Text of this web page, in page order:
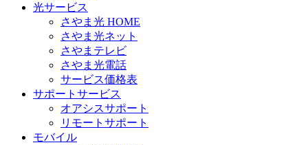
光サービス
さやま光 HOME
さやま光ネット
さやまテレビ
さやま光電話
サービス価格表
サポートサービス
オアシスサポート
リモートサポート
モバイル